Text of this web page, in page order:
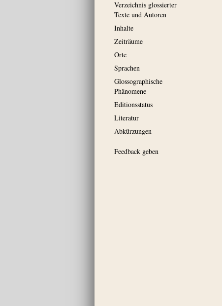
Verzeichnis glossierter
Texte und Autoren
Inhalte
Zeiträume
Orte
Sprachen
Glossographische
Phänomene
Editionsstatus
Literatur
Abkürzungen
Feedback geben